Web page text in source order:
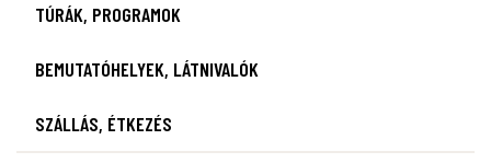
TÚRÁK, PROGRAMOK
BEMUTATÓHELYEK, LÁTNIVALÓK
SZÁLLÁS, ÉTKEZÉS